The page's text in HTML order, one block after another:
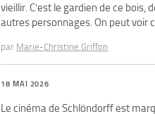
vieillir. C’est le gardien de ce
autres personnages. On peut voir
par Marie-Christine Griffon
18 MAI 2026
Le cinéma de Schlöndorff est